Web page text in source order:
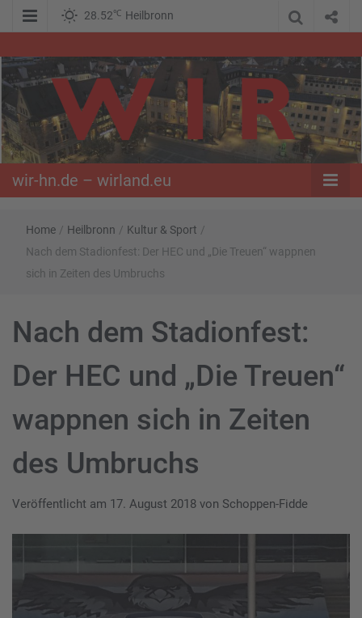
28.52℃ Heilbronn
wir-hn.de –
wirland.eu
wir-hn.de – wirland.eu
Home / Heilbronn / Kultur & Sport /
Nach dem Stadionfest: Der HEC und „Die Treuen“ wappnen
sich in Zeiten des Umbruchs
Nach dem Stadionfest:
Der HEC und „Die Treuen“
wappnen sich in Zeiten
des Umbruchs
Veröffentlicht am 17. August 2018 von Schoppen-Fidde